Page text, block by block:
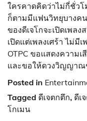
ใครคาดคิดว่าไม่กี่ชั่วโ
ก็ตามมีแฟนวิทยุบางคน
ของดีเจโกจะเปิดเพล
เปิดแต่เพลงเศร้า ไม่
OTPC ขอแสดงความ
และขอให้ดวงวิญญาณ
Posted in
Tagged ดีเจตกตึก, ดีเ
โกเมน